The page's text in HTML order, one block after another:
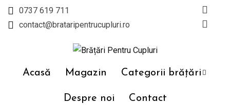
Skip
0737 619 711
contact@brataripentrucupluri.ro
Acasă Magazin Categorii brățări
Despre noi Contact